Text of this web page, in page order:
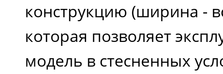
конструкцию (ширина -
которая позволяет
модель в стесненных